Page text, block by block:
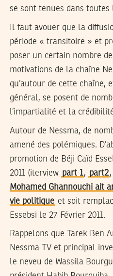
se sont tenues dans
Il faut avouer que la
période « transitoire » et
poser un certain nombre
motivations de la chaîne
qu’autour de cette chaîne,
général, se posent de
l’impartialité et la
Autour de Nessma, de
amené des polémiques.
promotion de Béji Caïd
2011 (iterview part 1, part2,
Mohamed Ghannouchi ait
vie politique et soit
Essebsi le 27 Février 2011.
Rappelons que Tarek Ben
Nessma TV et principal
le neveu de Wassila